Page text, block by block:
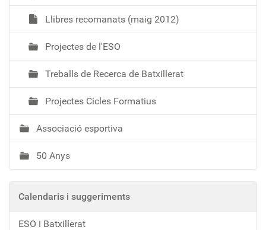
Llibres recomanats (maig 2012)
Projectes de l'ESO
Treballs de Recerca de Batxillerat
Projectes Cicles Formatius
Associació esportiva
50 Anys
Calendaris i suggeriments
ESO i Batxillerat